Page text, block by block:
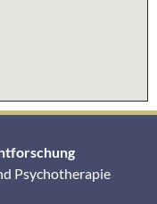
Psychotherapie